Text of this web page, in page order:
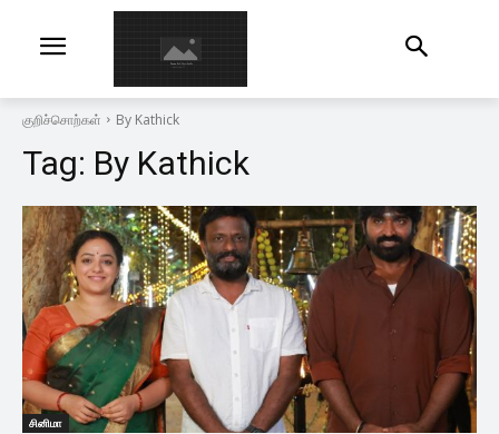
குறிச்சொற்கள் By Kathick
Tag: By Kathick
சினிமா